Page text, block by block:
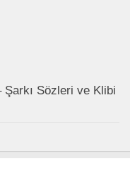
Sözleri ve Klibi